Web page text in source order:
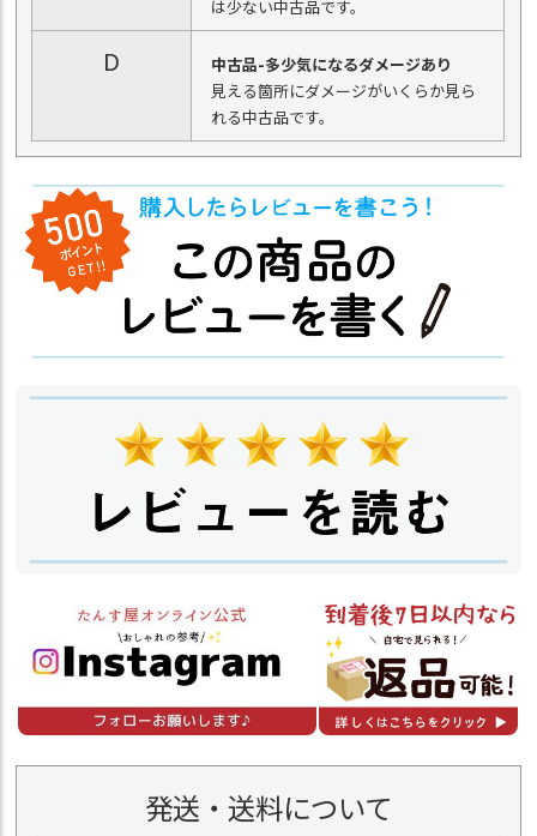
は少ない中古品です。
D
中古品-多少気になるダメージあり
見える箇所にダメージがいくらか見ら
れる中古品です。
発送・送料について